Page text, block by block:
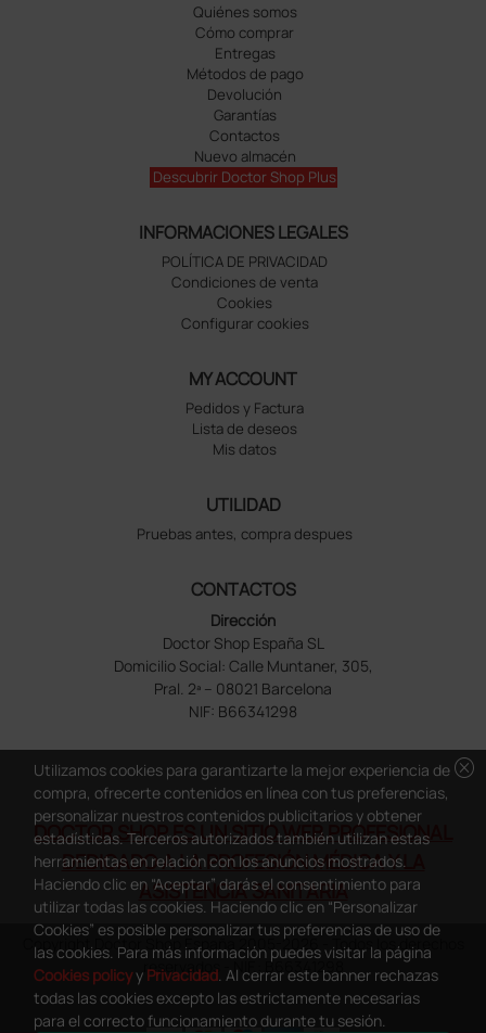
Quiénes somos
Cómo comprar
Entregas
Métodos de pago
Devolución
Garantías
Contactos
Nuevo almacén
Descubrir Doctor Shop Plus
INFORMACIONES LEGALES
POLÍTICA DE PRIVACIDAD
Condiciones de venta
Cookies
Configurar cookies
MY ACCOUNT
Pedidos y Factura
Lista de deseos
Mis datos
UTILIDAD
Pruebas antes, compra despues
CONTACTOS
Dirección
Doctor Shop España SL
Domicilio Social: Calle Muntaner, 305,
Pral. 2ª – 08021 Barcelona
NIF: B66341298
DOCTOR SHOP ES UN SITIO WEB PROFESIONAL
DEDICADO A LA PROFESIÓN MÉDICA Y LA
ASISTENCIA SANITARIA
Copyright Doctor Shop España 2005-2026 - Todos los derechos
reservados - NIF.: B66341298
cancel
Utilizamos cookies para garantizarte la mejor experiencia de
compra, ofrecerte contenidos en línea con tus preferencias,
personalizar nuestros contenidos publicitarios y obtener
estadísticas. Terceros autorizados también utilizan estas
herramientas en relación con los anuncios mostrados.
Haciendo clic en “Aceptar” darás el consentimiento para
utilizar todas las cookies. Haciendo clic en “Personalizar
Cookies” es posible personalizar tus preferencias de uso de
las cookies. Para más información puedes visitar la página
Cookies policyy Privacidad. Al cerrar este banner rechazas
todas las cookies excepto las estrictamente necesarias
para el correcto funcionamiento durante tu sesión.